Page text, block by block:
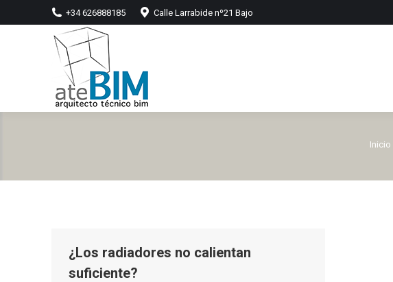
+34 626888185 Calle Larrabide nº21 Bajo
Inicio
¿Los radiadores no calientan
suficiente?